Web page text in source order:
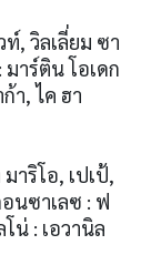
, วิลเลี่ยม ซา
าร์ติน โอเดก
า, ไค ฮา
าริโอ, เปเป้,
อนซาเลซ : ฟ
น่ : เอวานิล